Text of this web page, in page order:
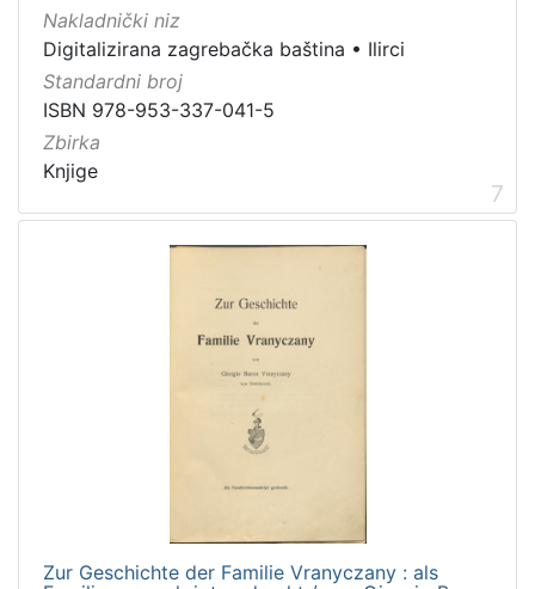
Nakladnički niz
Digitalizirana zagrebačka baština • Ilirci
Standardni broj
ISBN 978-953-337-041-5
Zbirka
Knjige
7
Zur Geschichte der Familie Vranyczany : als